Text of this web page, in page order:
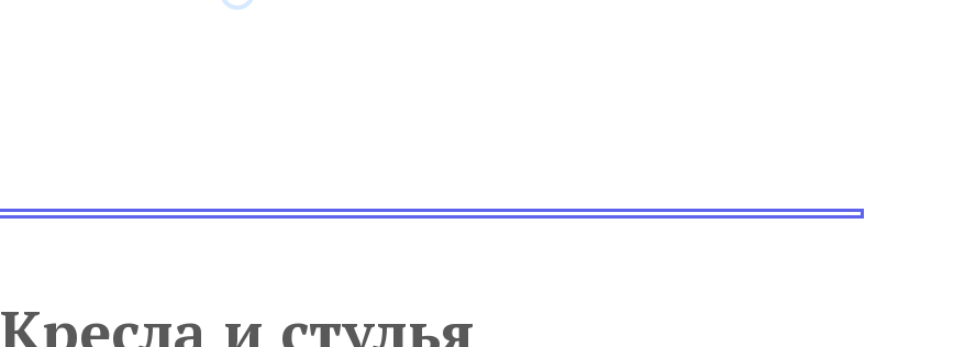
Кресла и стулья